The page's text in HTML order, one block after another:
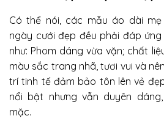
Có thể nói, các mẫu áo dài
ngày cưới đẹp đều phải đáp
như: Phom dáng vừa vặn; chất
màu sắc trang nhã, tươi vui và
trí tinh tế đảm bảo tôn lên vẻ
nổi bật nhưng vẫn duyên
mặc.